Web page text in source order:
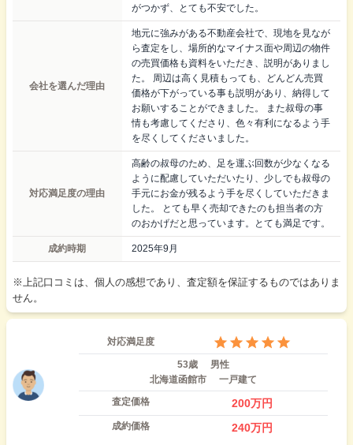
がつかず、とても不安でした。
会社を選んだ理由
地元に強みがある不動産会社で、現地を見なが
ら査定をし、場所的なマイナス面や周辺の物件
の売買価格も資料をいただき、説明がありまし
た。 周辺は高く見積もっても、どんどん売買
価格が下がっている事も説明があり、納得して
お願いすることができました。 また叔母の事
情も考慮してくださり、色々有利になるよう手
を尽くしてくださいました。
対応満足度の理由
高齢の叔母のため、足を運ぶ回数が少なくなる
ように配慮していただいたり、少しでも叔母の
手元にお金が残るよう手を尽くしていただきま
した。 とても早く売却できたのも担当者の方
のおかげだと思っています。とても満足です。
成約時期 2025年9月
※上記口コミは、個人の感想であり、査定額を保証するものではありま
せん。
対応満足度
53歳
男性
北海道函館市
一戸建て
査定価格
200万円
成約価格 240万円